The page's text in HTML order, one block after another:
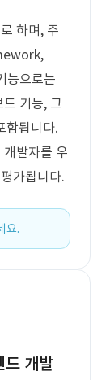
하며, 주
능으로는
기능, 그
함됩니다.
발자를 우
가됩니다.
요.
개발